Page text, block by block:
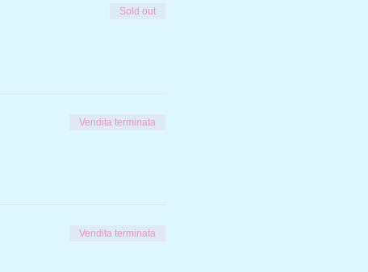
Sold out
Vendita terminata
Vendita terminata